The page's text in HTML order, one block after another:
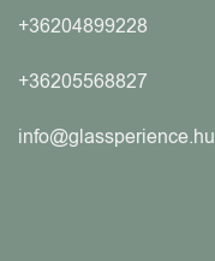
+36204899228
+36205568827
info@glassperience.hu